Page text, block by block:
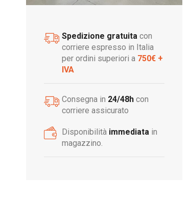
Spedizione gratuita con
corriere espresso in Italia
per ordini superiori a 750€ +
IVA
Consegna in 24/48h con
corriere assicurato
Disponibilità immediata in
magazzino.